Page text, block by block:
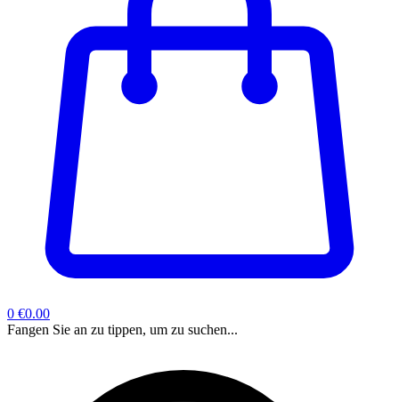
0 €0.00
Fangen Sie an zu tippen, um zu suchen...